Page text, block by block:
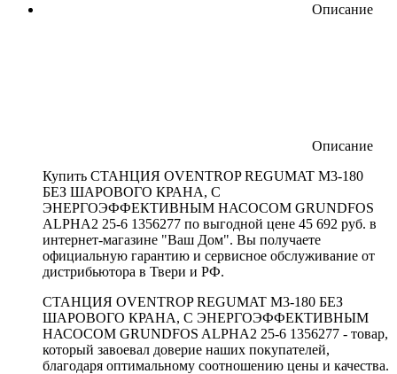
Описание
Описание
Купить СТАНЦИЯ OVENTROP REGUMAT M3-180
БЕЗ ШАРОВОГО КРАНА, С
ЭНЕРГОЭФФЕКТИВНЫМ НАСОСОМ GRUNDFOS
ALPHA2 25-6 1356277 по выгодной цене 45 692 руб. в
интернет-магазине "Ваш Дом". Вы получаете
официальную гарантию и сервисное обслуживание от
дистрибьютора в Твери и РФ.
СТАНЦИЯ OVENTROP REGUMAT M3-180 БЕЗ
ШАРОВОГО КРАНА, С ЭНЕРГОЭФФЕКТИВНЫМ
НАСОСОМ GRUNDFOS ALPHA2 25-6 1356277 - товар,
который завоевал доверие наших покупателей,
благодаря оптимальному соотношению цены и качества.